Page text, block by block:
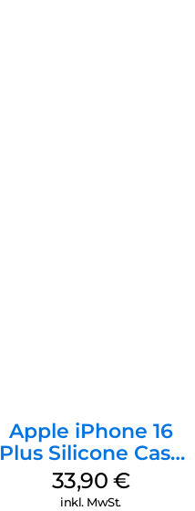
Apple iPhone 16
Plus Silicone Case
MagSafe Lake
Green
33,90 €
inkl. MwSt.